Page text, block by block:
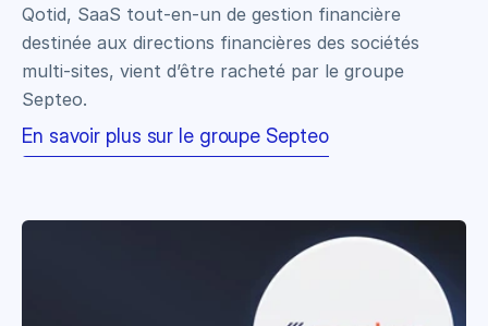
Qotid, SaaS tout-en-un de gestion financière
destinée aux directions financières des sociétés
multi-sites, vient d’être racheté par le groupe
Septeo.
En savoir plus sur le groupe Septeo